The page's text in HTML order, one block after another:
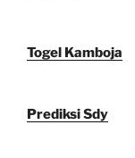
Togel Kamboja
Prediksi Sdy